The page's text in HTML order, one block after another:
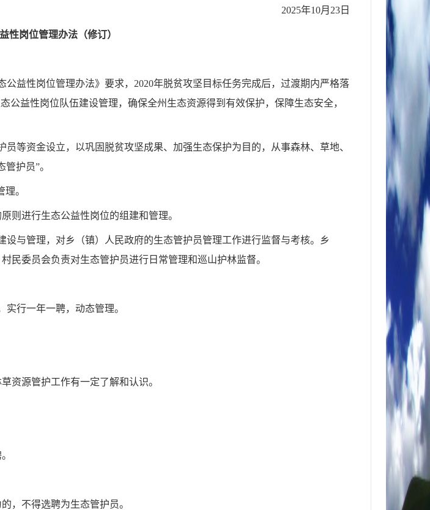
2025年10月23日
性岗位管理办法（修订）
益性岗位管理办法》要求，2020年脱贫攻坚目标任务完成后，过渡期内严格落
益性岗位队伍建设管理，确保全州生态资源得到有效保护，保障生态安全，
等资金设立，以巩固脱贫攻坚成果、加强生态保护为目的，从事森林、草地、
护员”。
。
则进行生态公益性岗位的组建和管理。
与管理，对乡（镇）人民政府的生态管护员管理工作进行监督与考核。乡
民委员会负责对生态管护员进行日常管理和巡山护林监督。
行一年一聘，动态管理。
资源管护工作有一定了解和认识。
，不得选聘为生态管护员。